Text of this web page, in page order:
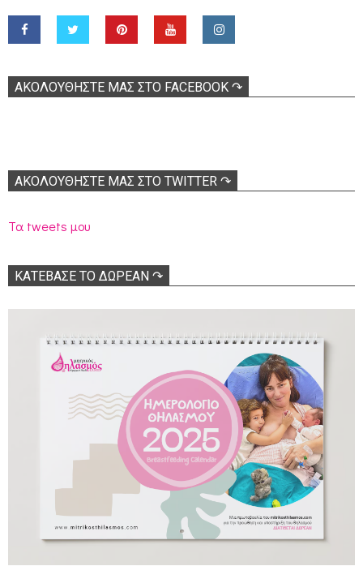
ΑΚΟΛOΥΘΉΣΤΕ ΜΑΣ ΣΤΟ FACEBOOK ↷
ΑΚΟΛΟΥΘΉΣΤΕ ΜΑΣ ΣΤΟ TWITTER ↷
Τα tweets μου
ΚΑΤΕΒΑΣΕ ΤΟ ΔΩΡΕΑΝ ↷